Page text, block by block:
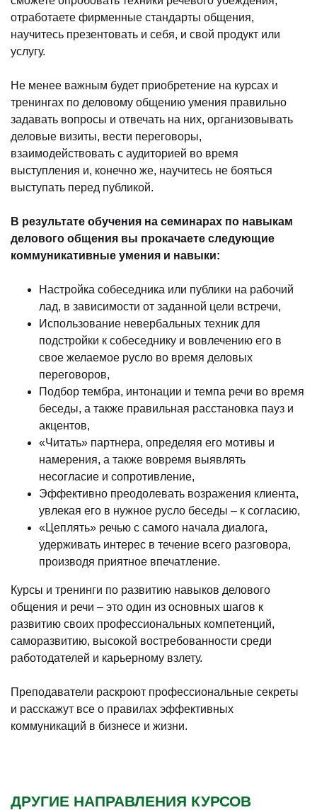
отработаете фирменные стандарты общения,
научитесь презентовать и себя, и свой продукт или
услугу.
Не менее важным будет приобретение на курсах и
тренингах по деловому общению умения правильно
задавать вопросы и отвечать на них, организовывать
деловые визиты, вести переговоры,
взаимодействовать с аудиторией во время
выступления и, конечно же, научитесь не бояться
выступать перед публикой.
В результате обучения на семинарах по навыкам
делового общения вы прокачаете следующие
коммуникативные умения и навыки:
Настройка собеседника или публики на рабочий
лад, в зависимости от заданной цели встречи,
Использование невербальных техник для
подстройки к собеседнику и вовлечению его в
свое желаемое русло во время деловых
переговоров,
Подбор тембра, интонации и темпа речи во время
беседы, а также правильная расстановка пауз и
акцентов,
«Читать» партнера, определяя его мотивы и
намерения, а также вовремя выявлять
несогласие и сопротивление,
Эффективно преодолевать возражения клиента,
увлекая его в нужное русло беседы – к согласию,
«Цеплять» речью с самого начала диалога,
удерживать интерес в течение всего разговора,
производя приятное впечатление.
Курсы и тренинги по развитию навыков делового
общения и речи – это один из основных шагов к
развитию своих профессиональных компетенций,
саморазвитию, высокой востребованности среди
работодателей и карьерному взлету.
Преподаватели раскроют профессиональные секреты
и расскажут все о правилах эффективных
коммуникаций в бизнесе и жизни.
ДРУГИЕ НАПРАВЛЕНИЯ КУРСОВ